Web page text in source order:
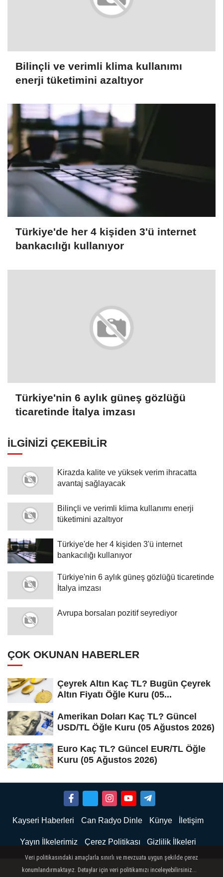
Bilinçli ve verimli klima kullanımı
enerji tüketimini azaltıyor
Türkiye'de her 4 kişiden 3'ü internet
bankacılığı kullanıyor
Türkiye'nin 6 aylık güneş gözlüğü
ticaretinde İtalya imzası
İLGINIZI ÇEKEBILIR
Kirazda kalite ve yüksek verim ihracatta
avantaj sağlayacak
Bilinçli ve verimli klima kullanımı enerji
tüketimini azaltıyor
Türkiye'de her 4 kişiden 3'ü internet
bankacılığı kullanıyor
Türkiye'nin 6 aylık güneş gözlüğü ticaretinde
İtalya imzası
Avrupa borsaları pozitif seyrediyor
ÇOK OKUNAN HABERLER
Çeyrek Altın Kaç TL? Bugün Çeyrek
Altın Fiyatı Öğle Kuru (05...
Amerikan Doları Kaç TL? Güncel
USD/TL Öğle Kuru (05 Ağustos 2026)
Euro Kaç TL? Güncel EUR/TL Öğle
Kuru (05 Ağustos 2026)
Kayseri Haberleri Can Radyo Dinle Künye İletişim
Yayın İlkelerimiz Çerez Politikası Gizlilik İlkeleri
Veri politikasındaki amaçlarla sınırlı ve mevzuata uygun şekilde çerez
konumlandırmaktayız. Detaylar için veri politikamızı inceleyebilirsiniz...